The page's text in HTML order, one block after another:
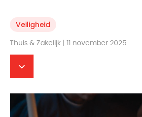
Veiligheid
Thuis & Zakelijk | 11 november 2025